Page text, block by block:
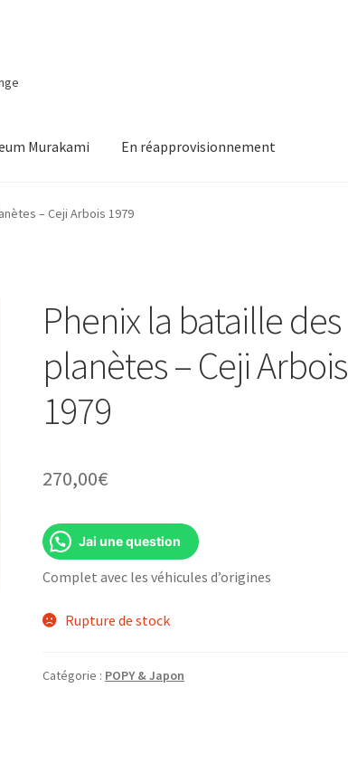
Murakami En réapprovisionnement
– Ceji Arbois 1979
Phenix la bataille des
planètes – Ceji Arbois
1979
270,00€
Jai une question
Complet avec les véhicules d’origines
Rupture de stock
Catégorie : POPY & Japon